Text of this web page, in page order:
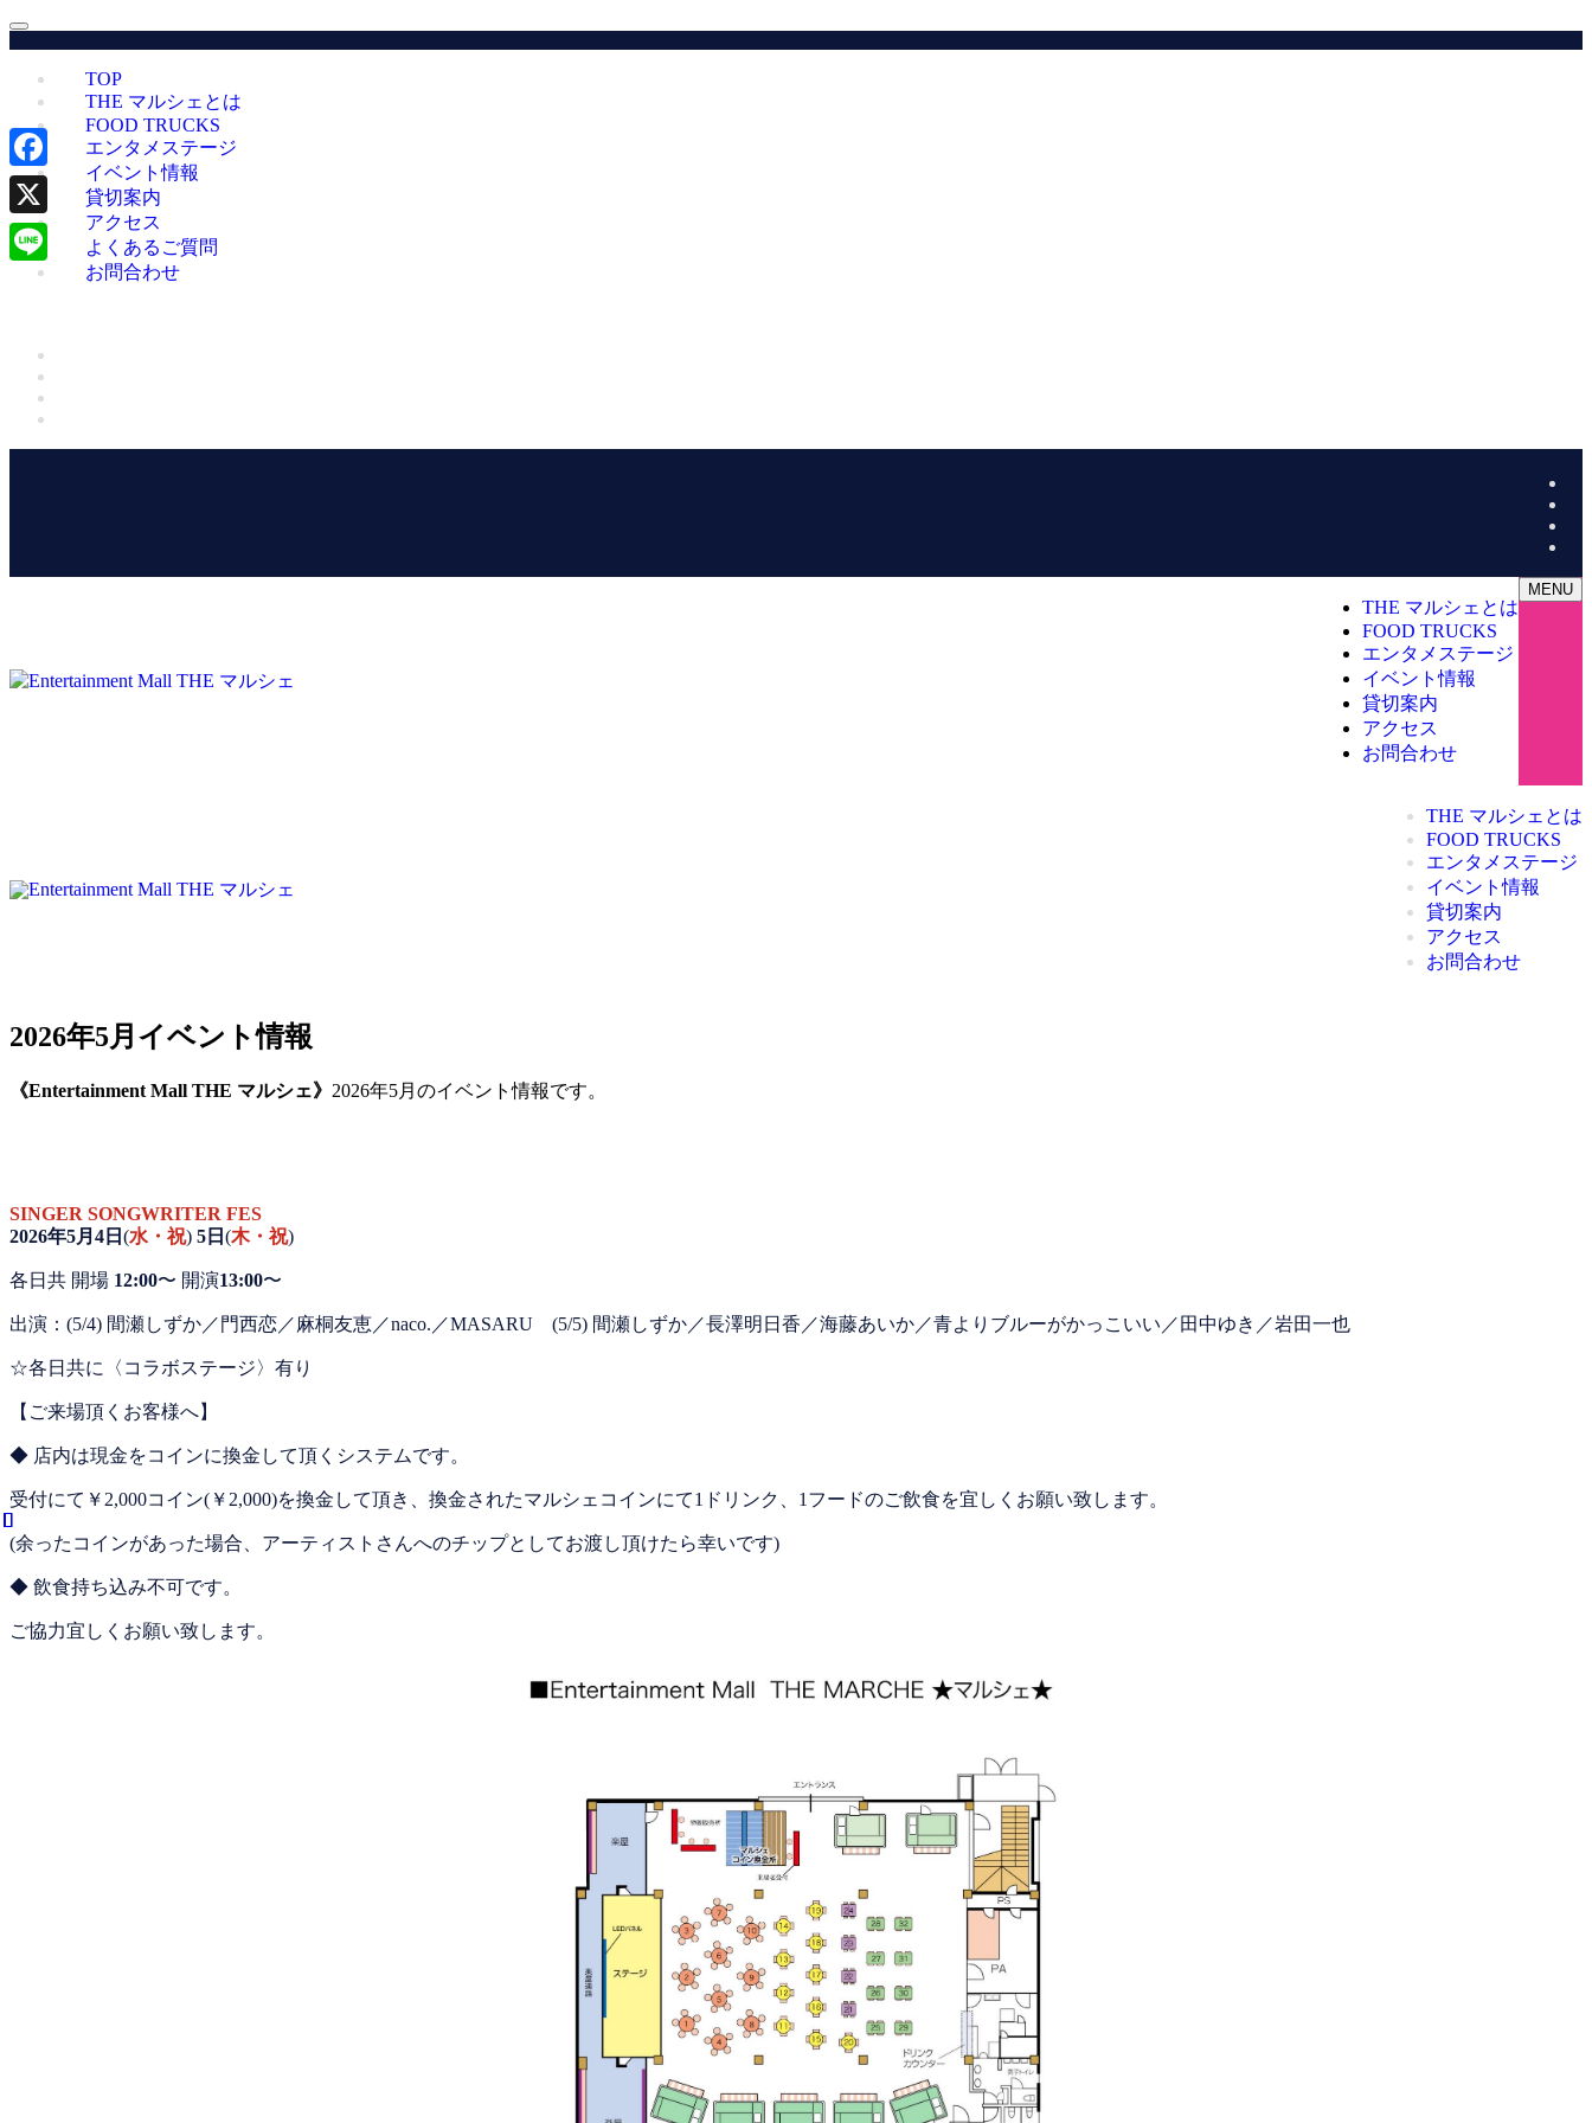
TOP
THE マルシェとは
FOOD TRUCKS
エンタメステージ
イベント情報
貸切案内
アクセス
よくあるご質問
お問合わせ
THE マルシェとは
FOOD TRUCKS
エンタメステージ
イベント情報
貸切案内
アクセス
お問合わせ
MENU
THE マルシェとは
FOOD TRUCKS
エンタメステージ
イベント情報
貸切案内
アクセス
お問合わせ
2026年5月イベント情報
《Entertainment Mall THE マルシェ》 2026年5月のイベント情報です。
SINGER SONGWRITER FES
2026年5月4日 (水・祝) 5日 (木・祝)
各日共 開場 12:00〜 開演13:00〜
出演：(5/4) 間瀬しずか／門西恋／麻桐友恵／naco.／MASARU (5/5) 間瀬しずか／長澤明日香／海藤あいか／青よりブルーがかっこいい／田中ゆき／岩田一也
☆各日共に〈コラボステージ〉有り
【ご来場頂くお客様へ】
◆ 店内は現金をコインに換金して頂くシステムです。
受付にて￥2,000コイン(￥2,000)を換金して頂き、換金されたマルシェコインにて1ドリンク、1フードのご飲食を宜しくお願い致します。
(余ったコインがあった場合、アーティストさんへのチップとしてお渡し頂けたら幸いです)
◆ 飲食持ち込み不可です。
ご協力宜しくお願い致します。
Facebook
X
Line